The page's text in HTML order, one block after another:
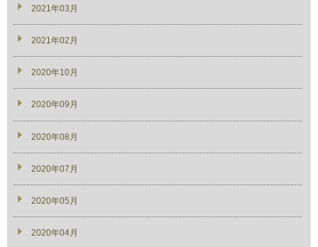
2021年03月
2021年02月
2020年10月
2020年09月
2020年08月
2020年07月
2020年05月
2020年04月